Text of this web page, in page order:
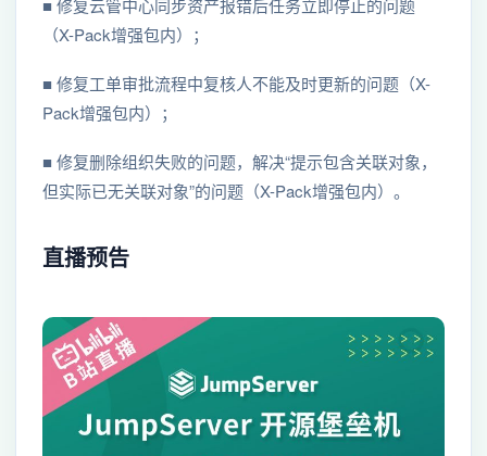
■ 修复云管中心同步资产报错后任务立即停止的问题
（X-Pack增强包内）；
■ 修复工单审批流程中复核人不能及时更新的问题（X-
Pack增强包内）；
■ 修复删除组织失败的问题，解决“提示包含关联对象，
但实际已无关联对象”的问题（X-Pack增强包内）。
直播预告